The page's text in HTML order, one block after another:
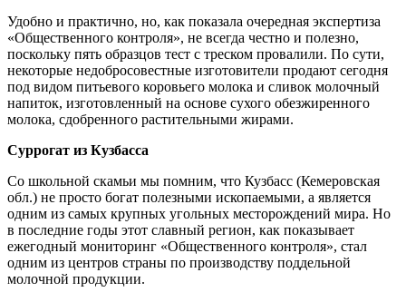
Удобно и практично, но, как показала очередная экспертиза
«Общественного контроля», не всегда честно и полезно,
поскольку пять образцов тест с треском провалили. По сути,
некоторые недобросовестные изготовители продают сегодня
под видом питьевого коровьего молока и сливок молочный
напиток, изготовленный на основе сухого обезжиренного
молока, сдобренного растительными жирами.
Суррогат из Кузбасса
Со школьной скамьи мы помним, что Кузбасс (Кемеровская
обл.) не просто богат полезными ископаемыми, а является
одним из самых крупных угольных месторождений мира. Но
в последние годы этот славный регион, как показывает
ежегодный мониторинг «Общественного контроля», стал
одним из центров страны по производству поддельной
молочной продукции.